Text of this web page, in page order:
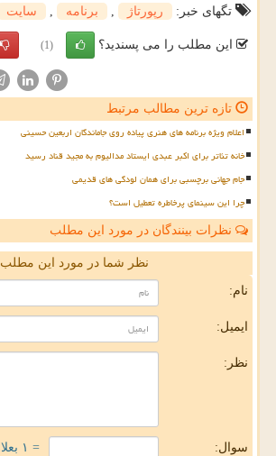
تگهای خبر:
رپورتاژ , برنامه , سایت
این مطلب را می پسندید؟ (1)
تازه ترین مطالب مرتبط
اعلام ویژه برنامه های هنری پیاده روی جاماندگان اربعین حسینی
خانه تئاتر برای اکبر عبدی ایستاد مدالیوم به مجید قناد رسید
جام جهانی برچسبی برای همان لودگی های قدیمی
چرا این سینمای پرخاطره تعطیل است؟
نظرات بینندگان در مورد این مطلب
نظر شما در مورد این مطلب
نام:
ایمیل:
نظر:
سوال: = ۱ بعلاوه ۳